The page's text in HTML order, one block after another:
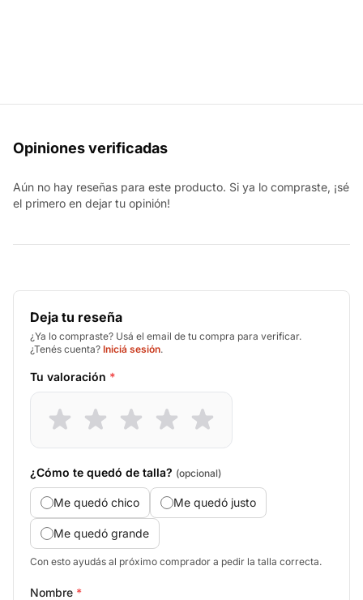
Opiniones verificadas
Aún no hay reseñas para este producto. Si ya lo compraste, ¡sé
el primero en dejar tu opinión!
Deja tu reseña
¿Ya lo compraste? Usá el email de tu compra para verificar.
¿Tenés cuenta? Iniciá sesión.
Tu valoración *
¿Cómo te quedó de talla? (opcional)
Me quedó chico Me quedó justo
Me quedó grande
Con esto ayudás al próximo comprador a pedir la talla correcta.
Nombre *